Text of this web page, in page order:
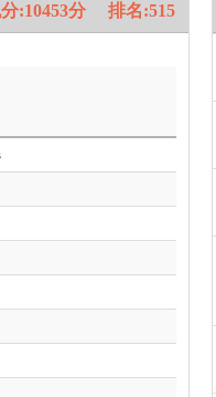
:10453分 排名:515